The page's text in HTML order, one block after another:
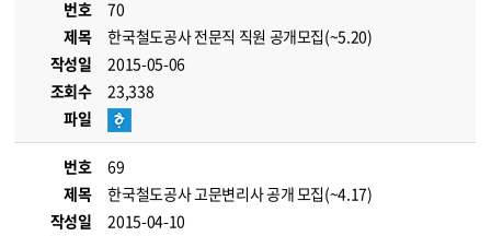
번호
70
제목
한국철도공사 전문직 직원 공개모집(~5.20)
작성일
2015-05-06
조회수
23,338
파일
번호
69
제목
한국철도공사 고문변리사 공개 모집(~4.17)
작성일
2015-04-10